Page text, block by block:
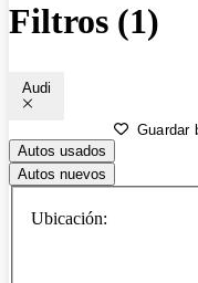
Filtros (1)
Audi
Guardar
Autos usados
Autos nuevos
Ubicación: